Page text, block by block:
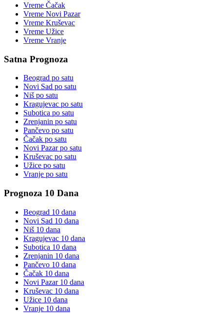
Vreme Čačak
Vreme Novi Pazar
Vreme Kruševac
Vreme Užice
Vreme Vranje
Satna Prognoza
Beograd po satu
Novi Sad po satu
Niš po satu
Kragujevac po satu
Subotica po satu
Zrenjanin po satu
Pančevo po satu
Čačak po satu
Novi Pazarpo satu
Kruševac po satu
Užice po satu
Vranje po satu
Prognoza 10 Dana
Beograd 10 dana
Novi Sad 10 dana
Niš 10 dana
Kragujevac 10 dana
Subotica 10 dana
Zrenjanin 10 dana
Pančevo 10 dana
Čačak 10 dana
Novi Pazar10 dana
Kruševac 10 dana
Užice 10 dana
Vranje 10 dana